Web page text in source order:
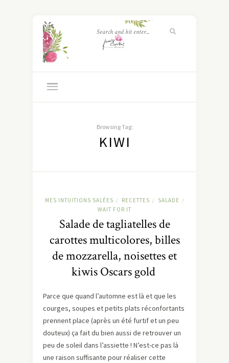
Browsing Tag:
KIWI
MES INTUITIONS SALÉES / RECETTES / SALADE /
WAIT FOR IT
Salade de tagliatelles de
carottes multicolores, billes
de mozzarella, noisettes et
kiwis Oscars gold
Parce que quand l’automne est là et que les
courges, soupes et petits plats réconfortants
prennent place (après un été furtif et un peu
douteux) ça fait du bien aussi de retrouver un
peu de soleil dans l’assiette ! N’est-ce pas là
une raison suffisante pour réaliser cette